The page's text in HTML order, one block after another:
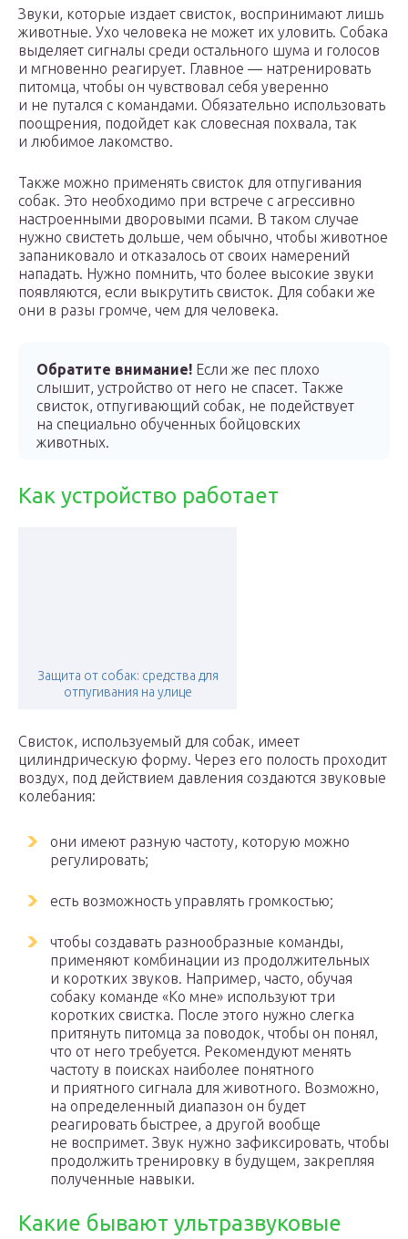
Звуки, которые издает свисток, воспринимают лишь
животные. Ухо человека не может их уловить. Собака
выделяет сигналы среди остального шума и голосов
и мгновенно реагирует. Главное — натренировать
питомца, чтобы он чувствовал себя уверенно
и не путался с командами. Обязательно использовать
поощрения, подойдет как словесная похвала, так
и любимое лакомство.
Также можно применять свисток для отпугивания
собак. Это необходимо при встрече с агрессивно
настроенными дворовыми псами. В таком случае
нужно свистеть дольше, чем обычно, чтобы животное
запаниковало и отказалось от своих намерений
нападать. Нужно помнить, что более высокие звуки
появляются, если выкрутить свисток. Для собаки же
они в разы громче, чем для человека.
Обратите внимание! Если же пес плохо
слышит, устройство от него не спасет. Также
свисток, отпугивающий собак, не подействует
на специально обученных бойцовских
животных.
Как устройство работает
Защита от собак: средства для
отпугивания на улице
Свисток, используемый для собак, имеет
цилиндрическую форму. Через его полость проходит
воздух, под действием давления создаются звуковые
колебания:
они имеют разную частоту, которую можно
регулировать;
есть возможность управлять громкостью;
чтобы создавать разнообразные команды,
применяют комбинации из продолжительных
и коротких звуков. Например, часто, обучая
собаку команде «Ко мне» используют три
коротких свистка. После этого нужно слегка
притянуть питомца за поводок, чтобы он понял,
что от него требуется. Рекомендуют менять
частоту в поисках наиболее понятного
и приятного сигнала для животного. Возможно,
на определенный диапазон он будет
реагировать быстрее, а другой вообще
не воспримет. Звук нужно зафиксировать, чтобы
продолжить тренировку в будущем, закрепляя
полученные навыки.
Какие бывают ультразвуковые